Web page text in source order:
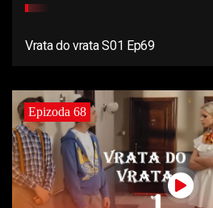
Vrata do vrata S01 Ep69
Epizoda 68